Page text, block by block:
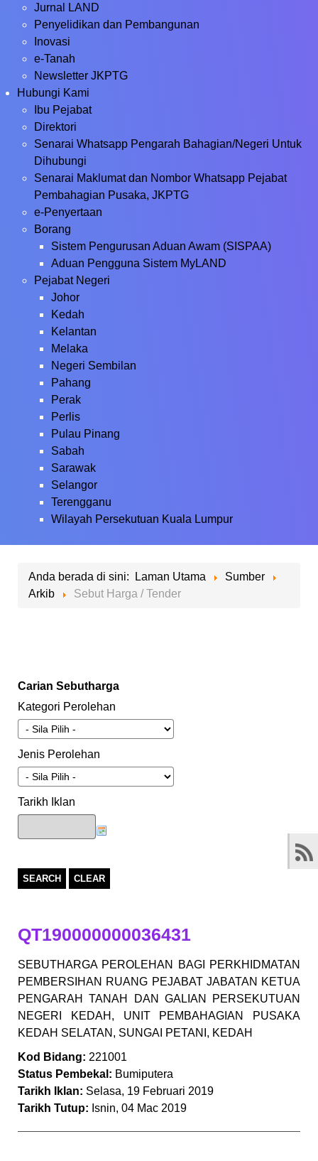
Jurnal LAND
Penyelidikan dan Pembangunan
Inovasi
e-Tanah
Newsletter JKPTG
Hubungi Kami
Ibu Pejabat
Direktori
Senarai Whatsapp Pengarah Bahagian/Negeri Untuk
Dihubungi
Senarai Maklumat dan Nombor Whatsapp Pejabat
Pembahagian Pusaka, JKPTG
e-Penyertaan
Borang
Sistem Pengurusan Aduan Awam (SISPAA)
Aduan Pengguna Sistem MyLAND
Pejabat Negeri
Johor
Kedah
Kelantan
Melaka
Negeri Sembilan
Pahang
Perak
Perlis
Pulau Pinang
Sabah
Sarawak
Selangor
Terengganu
Wilayah Persekutuan Kuala Lumpur
Anda berada di sini: Laman Utama
Sumber
Arkib
Sebut Harga / Tender
Carian Sebutharga
Kategori Perolehan
Jenis Perolehan
Tarikh Iklan
SEARCH CLEAR
QT190000000036431
SEBUTHARGA PEROLEHAN BAGI PERKHIDMATAN
PEMBERSIHAN RUANG PEJABAT JABATAN KETUA
PENGARAH TANAH DAN GALIAN PERSEKUTUAN
NEGERI KEDAH, UNIT PEMBAHAGIAN PUSAKA
KEDAH SELATAN, SUNGAI PETANI, KEDAH
Kod Bidang: 221001
Status Pembekal: Bumiputera
Tarikh Iklan: Selasa, 19 Februari 2019
Tarikh Tutup: Isnin, 04 Mac 2019